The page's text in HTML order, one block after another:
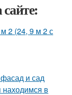
2 (24, 9 м 2 с
и сад
находимся в